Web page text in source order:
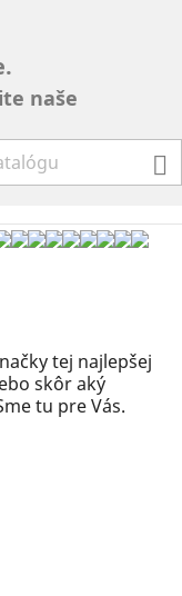
naše

tej najlepšej
skôr aký
tu pre Vás.